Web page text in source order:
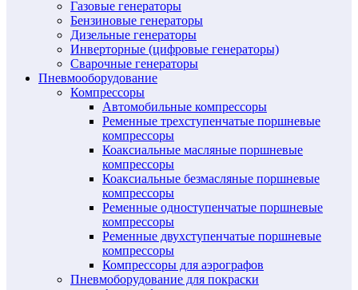
Газовые генераторы
Бензиновые генераторы
Дизельные генераторы
Инверторные (цифровые генераторы)
Сварочные генераторы
Пневмооборудование
Компрессоры
Автомобильные компрессоры
Ременные трехступенчатые поршневые
компрессоры
Коаксиальные масляные поршневые
компрессоры
Коаксиальные безмасляные поршневые
компрессоры
Ременные одноступенчатые поршневые
компрессоры
Ременные двухступенчатые поршневые
компрессоры
Компрессоры для аэрографов
Пневмоборудование для покраски